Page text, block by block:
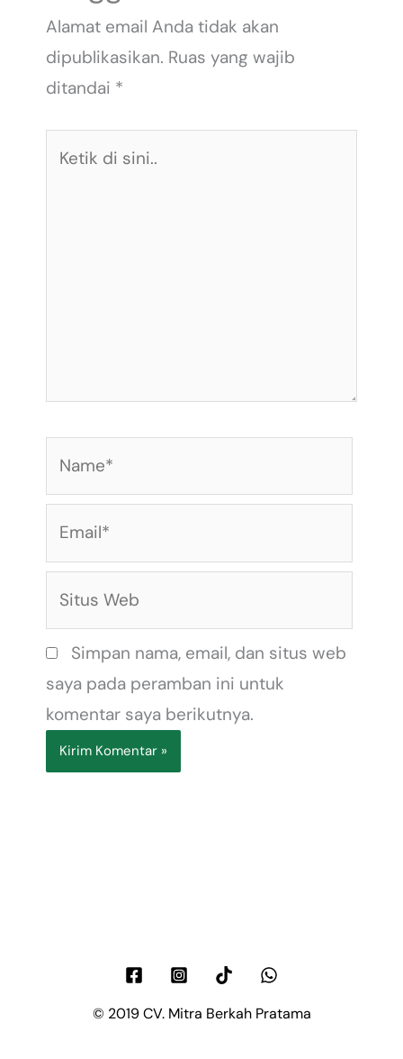
Alamat email Anda tidak akan
dipublikasikan. Ruas yang wajib
ditandai *
Simpan nama, email, dan situs web
saya pada peramban ini untuk
komentar saya berikutnya.
© 2019 CV. Mitra Berkah Pratama